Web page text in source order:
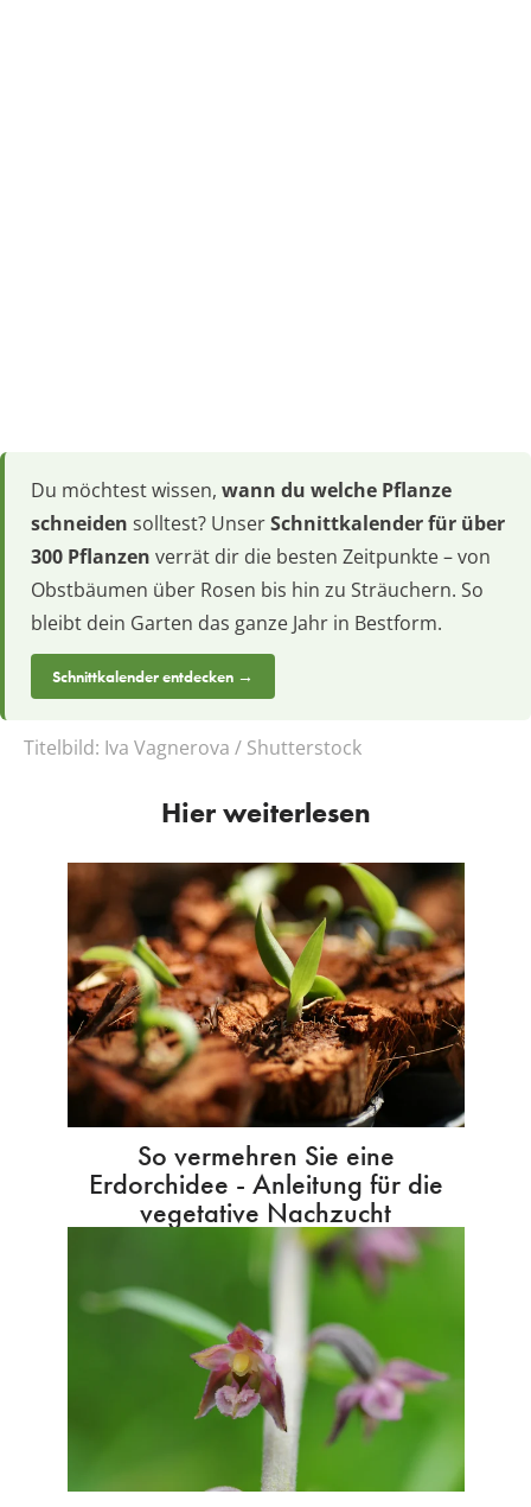
Du möchtest wissen, wann du welche Pflanze
schneiden solltest? UnserSchnittkalender für über
300 Pflanzen verrät dir die besten Zeitpunkte – von
Obstbäumen über Rosen bis hin zu Sträuchern. So
bleibt dein Garten das ganze Jahr in Bestform.
Schnittkalender entdecken →
Titelbild: Iva Vagnerova / Shutterstock
Hier weiterlesen
So vermehren Sie eine
Erdorchidee - Anleitung für die
vegetative Nachzucht